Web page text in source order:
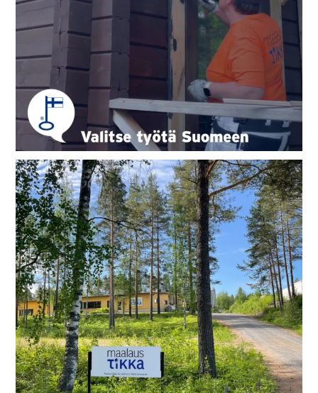
Tervetuloa perjantaikahveille!☕
Meidän...
41 0